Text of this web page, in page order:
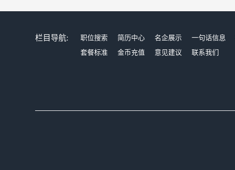
栏目导航: 职位搜索 简历中心 名企展示 一句话信息
套餐标准
金币充值 意见建议 联系我们